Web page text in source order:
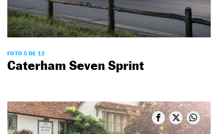
FOTO 5 DE 12
Caterham Seven Sprint